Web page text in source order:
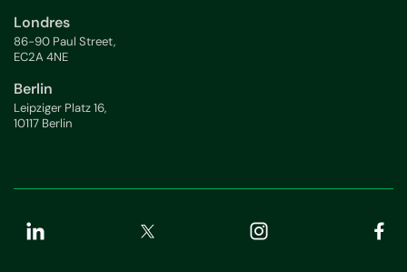
Londres
86-90 Paul Street,
EC2A 4NE
Berlin
Leipziger Platz 16,
10117 Berlin